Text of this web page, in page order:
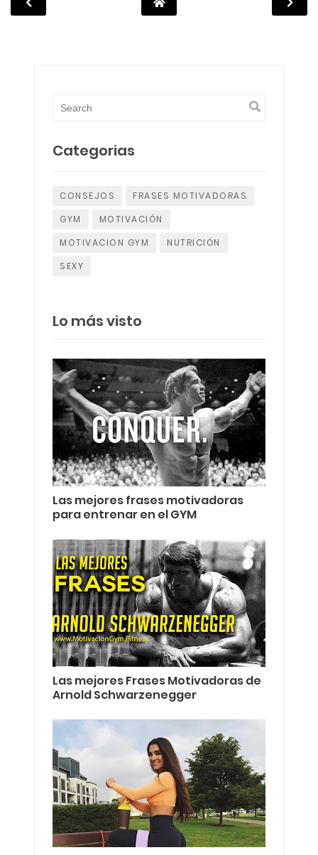
Categorias
CONSEJOS
FRASES MOTIVADORAS
GYM
MOTIVACIÓN
MOTIVACION GYM
NUTRICIÓN
SEXY
Lo más visto
Las mejores frases motivadoras
para entrenar en el GYM
Las mejores Frases Motivadoras de
Arnold Schwarzenegger